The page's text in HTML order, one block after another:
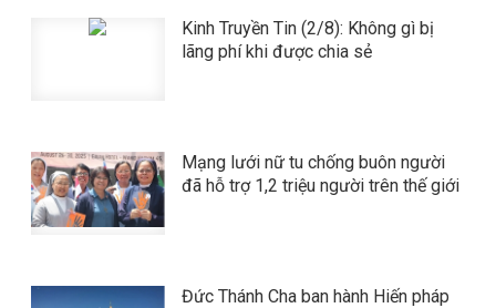
Kinh Truyền Tin (2/8): Không gì bị
lãng phí khi được chia sẻ
Mạng lưới nữ tu chống buôn người
đã hỗ trợ 1,2 triệu người trên thế giới
Đức Thánh Cha ban hành Hiến pháp